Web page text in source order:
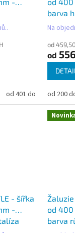
od 401 do 500 mm,
barva
Na
od
od
DETAIL
od 200
- šířka
-
Žaluzie
od 400
barva